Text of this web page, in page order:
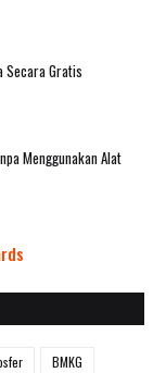
Secara Gratis
Menggunakan Alat
BMKG